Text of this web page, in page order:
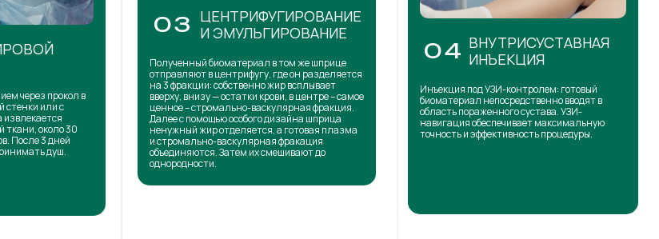
через прокол в
стенки или с
извлекается
ткани, около 30
После 3 дней
душ.
03 ЦЕНТРИФУГИРОВАНИЕ
И ЭМУЛЬГИРОВАНИЕ
Полученный биоматериал в том же шприце
отправляют в центрифугу, где он разделяется
на 3 фракции: собственно жир всплывает
вверху, внизу — остатки крови, в центре – самое
ценное – стромально-васкулярная фракция.
Далее с помощью особого дизайна шприца
ненужный жир отделяется, а готовая плазма
и стромально-васкулярная фракация
объединяются. Затем их смешивают до
однородности.
04 ВНУТРИСУСТАВНАЯ
ИНЪЕКЦИЯ
Инъекция под УЗИ-контролем: готовый
биоматериал непосредственно вводят в
область пораженного сустава. УЗИ-
навигация обеспечивает максимальную
точность и эффективность процедуры.